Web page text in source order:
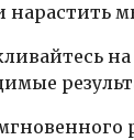
нарастить